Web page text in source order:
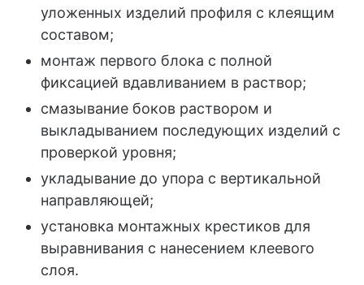
уложенных изделий профиля с клеящим
составом;
монтаж первого блока с полной
фиксацией вдавливанием в раствор;
смазывание боков раствором и
выкладыванием последующих изделий с
проверкой уровня;
укладывание до упора с вертикальной
направляющей;
установка монтажных крестиков для
выравнивания с нанесением клеевого
слоя.